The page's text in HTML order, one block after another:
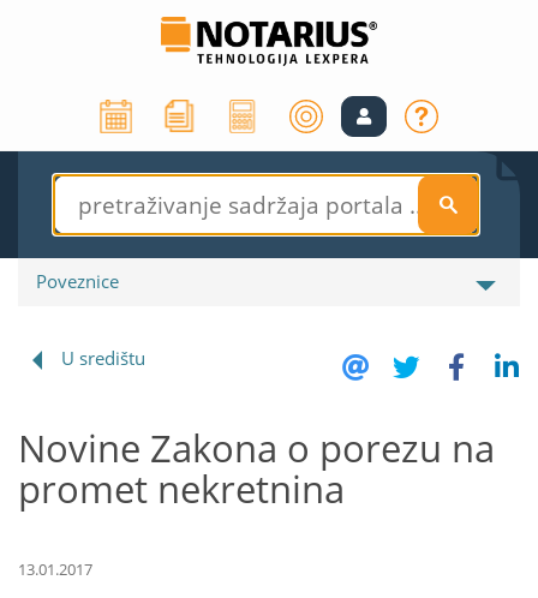
S
Poveznice
U središtu
Novine Zakona o porezu na
promet nekretnina
13.01.2017